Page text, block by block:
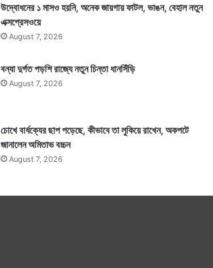
উদ্বোধনের ১ মাসও হয়নি, অনেক জায়গায় ফাটল, ভাঙন, বেহাল নতুন
এক্সপ্রেসওয়ে
August 7, 2026
বন্যা দুর্গত পড়শি রাজ্যে নতুন চিন্তা ধানসিঁড়ি
August 7, 2026
চোখে বার্ধক্যের ছাপ পড়েছে, কীভাবে তা লুকিয়ে রাখেন, অকপটে
জানালেন অমিতাভ বচ্চন
August 7, 2026